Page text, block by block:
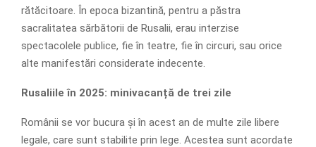
rătăcitoare. În epoca bizantină, pentru a păstra
sacralitatea sărbătorii de Rusalii, erau interzise
spectacolele publice, fie în teatre, fie în circuri, sau orice
alte manifestări considerate indecente.
Rusaliile în 2025: minivacanță de trei zile
Românii se vor bucura și în acest an de multe zile libere
legale, care sunt stabilite prin lege. Acestea sunt acordate